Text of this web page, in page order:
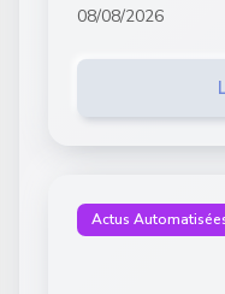
08/08/2026
Actus